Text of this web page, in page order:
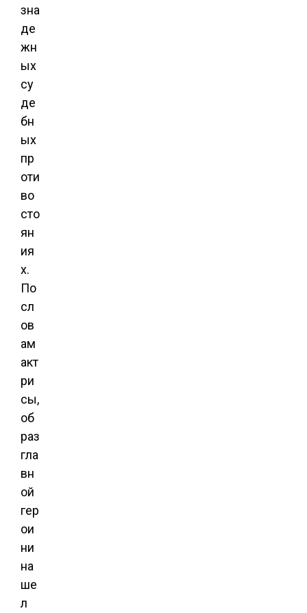
зна
де
жн
ых
су
де
бн
ых
пр
оти
во
сто
ян
ия
х.
По
сл
ов
ам
акт
ри
сы,
об
раз
гла
вн
ой
гер
ои
ни
на
ше
л